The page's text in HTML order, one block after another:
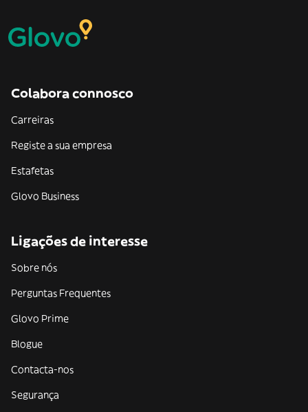
Colabora connosco
Carreiras
Registe a sua empresa
Estafetas
Glovo Business
Ligações de interesse
Sobre nós
Perguntas Frequentes
Glovo Prime
Blogue
Contacta-nos
Segurança